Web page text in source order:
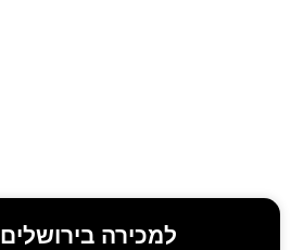
למכירה בירושלים